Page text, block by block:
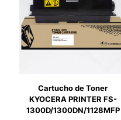
Cartucho de Toner
KYOCERA PRINTER FS-
1300D/1300DN/1128MFP